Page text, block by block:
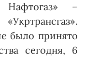
Нафтогаз» –
было принято
сегодня, 6